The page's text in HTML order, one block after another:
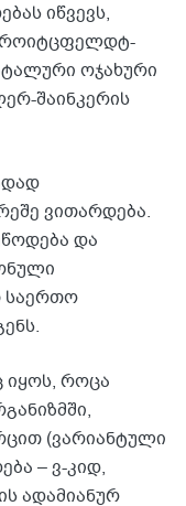
იწვევს,
ოჯახური
შაინკერის
ვითარდება.
და
საერთო
იყოს, როცა
(ვარიანტული
– ვ-კიდ,
ადამიანურ